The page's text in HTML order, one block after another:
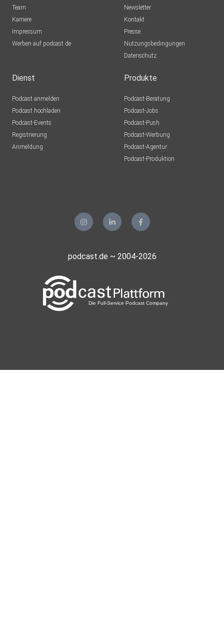
Team
Karriere
Impressum
Werben auf podcast.de
Newsletter
Kontakt
Presse
Nutzungsbedingungen
Datenschutz
Dienst
Podcast anmelden
Podcast hochladen
Podcast-Events
Registrierung
Anmeldung
Produkte
Podcast-Beratung
Podcast-Jobs
Podcast-Push
Podcast-Werbung
Podcast-Agentur
Podcast-Produktion
podcast.de ~ 2004-2026